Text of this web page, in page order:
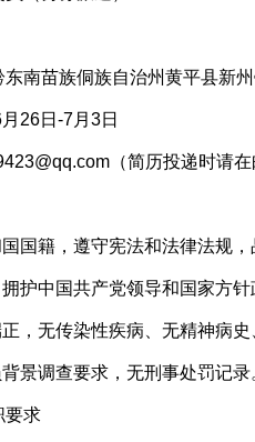
南苗族侗族自治州黄平县新
26日-7月3日
（简历投递时请
国籍，遵守宪法和法律法规
护中国共产党领导和国家方
，无传染性疾病、无精神病
景调查要求，无刑事处罚记录
要求